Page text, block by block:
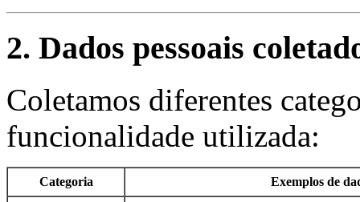
2. Dados pessoais
Coletamos diferentes
funcionalidade utilizada:
Categoria Exemplos de